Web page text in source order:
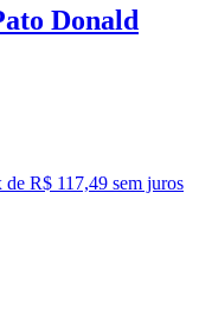
Donald
de R$ 117,49 sem juros